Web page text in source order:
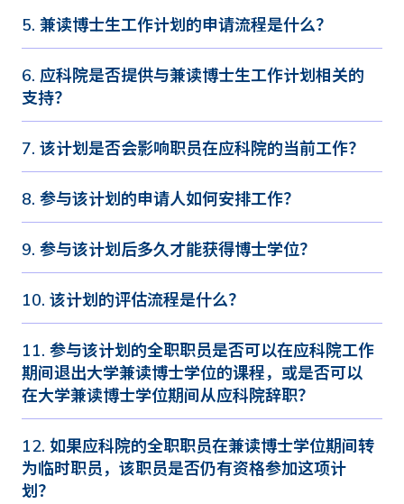
5. 兼读博士生工作计划的申请流程是什么？
6. 应科院是否提供与兼读博士生工作计划相关的
支持？
7. 该计划是否会影响职员在应科院的当前工作？
8. 参与该计划的申请人如何安排工作？
9. 参与该计划后多久才能获得博士学位？
10. 该计划的评估流程是什么？
11. 参与该计划的全职职员是否可以在应科院工作
期间退出大学兼读博士学位的课程，或是否可以
在大学兼读博士学位期间从应科院辞职？
12. 如果应科院的全职职员在兼读博士学位期间转
为临时职员，该职员是否仍有资格参加这项计
划？